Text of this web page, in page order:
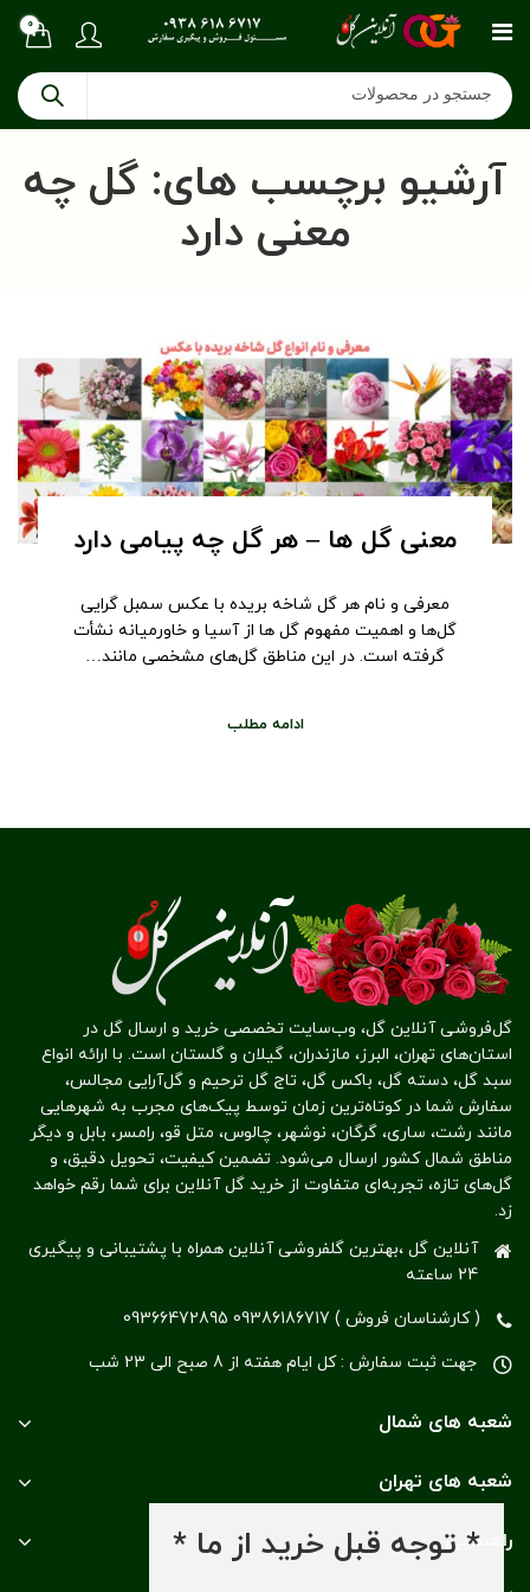
0
آرشیو برچسب های: گل چه
معنی دارد
معنی گل ها – هر گل چه پیامی دارد
معرفی و نام هر گل شاخه بریده با عکس سمبل ‌گرایی
گل‌ها و اهمیت مفهوم گل ها از آسیا و خاورمیانه نشأت
گرفته است. در این مناطق گل‌های مشخصی مانند…
ادامه مطلب
گل‌فروشی آنلاین گل، وب‌سایت تخصصی خرید و ارسال گل در
استان‌های تهران، البرز، مازندران، گیلان و گلستان است. با ارائه انواع
سبد گل، دسته گل، باکس گل، تاج گل ترحیم و گل‌آرایی مجالس،
سفارش شما در کوتاه‌ترین زمان توسط پیک‌های مجرب به شهرهایی
مانند رشت، ساری، گرگان، نوشهر، چالوس، متل قو، رامسر، بابل و دیگر
مناطق شمال کشور ارسال می‌شود. تضمین کیفیت، تحویل دقیق، و
گل‌های تازه، تجربه‌ای متفاوت از خرید گل آنلاین برای شما رقم خواهد
زد.
آنلاین گل ،بهترین گلفروشی آنلاین همراه با پشتیبانی و پیگیری
24 ساعته
( کارشناسان فروش ) 09386186717 09366472895
جهت ثبت سفارش : کل ایام هفته از 8 صبح الی 23 شب
شعبه های شمال
شعبه های تهران
راهنمایی* توجه قبل خرید از ما *